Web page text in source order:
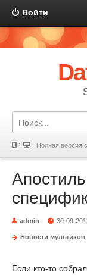
Войти
Полная версия
admin 30-09-
Новости мультиков
Если кто-то